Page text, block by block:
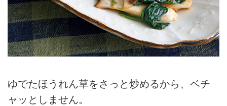
ゆでたほうれん草をさっと炒めるから、ベチ
ャッとしません。